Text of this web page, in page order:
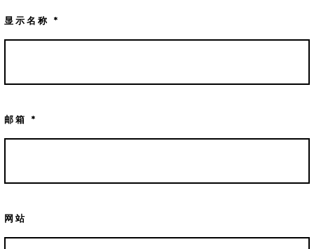
显示名称*
邮箱*
网站